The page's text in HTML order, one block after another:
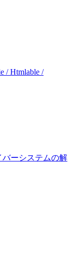
/ Htmlable /
バーシステムの解